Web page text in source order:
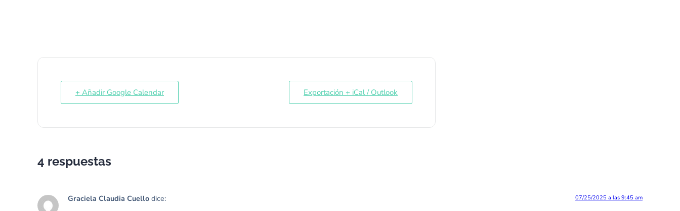
+ Añadir Google Calendar Exportación + iCal / Outlook
4 respuestas
Graciela Claudia Cuello dice: 07/25/2025 a las 9:45 am